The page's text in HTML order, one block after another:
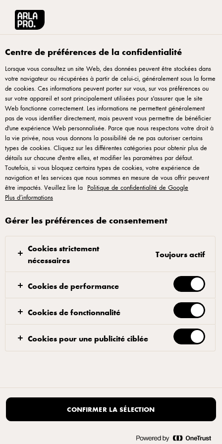
Recettes
Arla Foods Inc., Country office, 675 Rivermede Road, Concord, Ontario L4K
2G9, Canada -arlapro_canada@arlafoods.com
Conditions d'utilisation
Centre de préférences de la confidentialité
Lorsque vous consultez un site Web, des données peuvent être stockées dans
votre navigateur ou récupérées à partir de celui-ci, généralement sous la forme
de cookies. Ces informations peuvent porter sur vous, sur vos préférences ou
sur votre appareil et sont principalement utilisées pour s'assurer que le site
Web fonctionne correctement. Les informations ne permettent généralement
pas de vous identifier directement, mais peuvent vous permettre de bénéficier
d'une expérience Web personnalisée. Parce que nous respectons votre droit à
la vie privée, nous vous donnons la possibilité de ne pas autoriser certains
types de cookies. Cliquez sur les différentes catégories pour obtenir plus de
détails sur chacune d'entre elles, et modifier les paramètres par défaut.
Toutefois, si vous bloquez certains types de cookies, votre expérience de
navigation et les services que nous sommes en mesure de vous offrir peuvent
être impactés. Veuillez lire la Politique de confidentialité de Google
Plus d’informations
Gérer les préférences de consentement
Cookies strictement
nécessaires
Toujours actif
Cookies de performance
Cookies de fonctionnalité
Cookies pour une publicité ciblée
CONFIRMER LA SÉLECTION